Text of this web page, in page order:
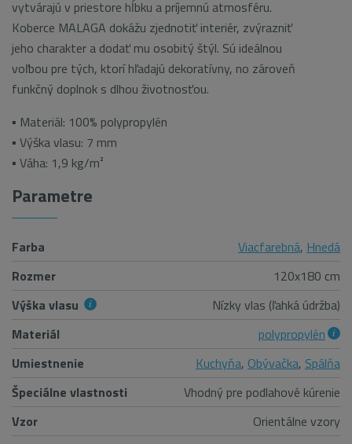
vytvárajú v priestore hĺbku a príjemnú atmosféru.
Koberce MALAGA dokážu zjednotiť interiér, zvýrazniť
jeho charakter a dodať mu osobitý štýl. Sú ideálnou
voľbou pre tých, ktorí hľadajú dekoratívny, no zároveň
funkčný doplnok s dlhou životnosťou.
▪ Materiál: 100% polypropylén
▪ Výška vlasu: 7 mm
▪ Váha: 1,9 kg/m²
Parametre
Farba Viacfarebná, Hnedá
Rozmer
120x180 cm
Výška vlasu
Nízky vlas (ľahká údržba)
Materiál
polypropylén
Umiestnenie
Kuchyňa, Obývačka, Spálňa
Špeciálne vlastnosti
Vhodný pre podlahové kúrenie
Vzor
Orientálne vzory